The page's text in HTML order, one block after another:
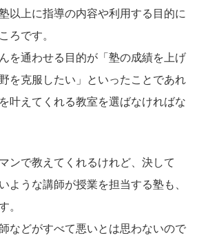
以上に指導の内容や利用する目的に
ろです。
を通わせる目的が「塾の成績を上げ
を克服したい」といったことであれ
叶えてくれる教室を選ばなければな
ンで教えてくれるけれど、決して
ような講師が授業を担当する塾も、
。
などがすべて悪いとは思わないので